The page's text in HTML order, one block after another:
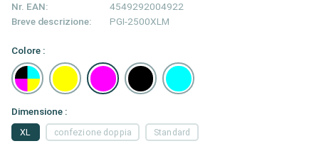
Nr. EAN:
4549292004922
Breve descrizione:
PGI-2500XLM
Colore :
Dimensione :
Standard
confezione doppia
XL